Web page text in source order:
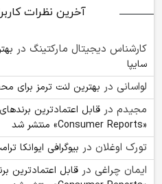
آخرین نظرات
کارشناس دیجیتال مارکتینگ در
سایپا
لواسانی در بهترین لنت ترمز برای
مجیدم در قابل اعتمادترین
«Consumer Reports» منتشر شد
تورک اوغلان در بیوگرافی ایوانکا
ایمان چراغی در قابل اعتمادترین